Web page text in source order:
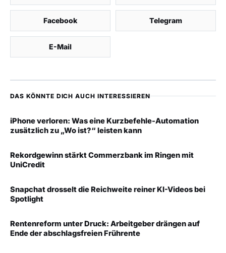
Facebook Telegram
E-Mail
DAS KÖNNTE DICH AUCH INTERESSIEREN
iPhone verloren: Was eine Kurzbefehle-Automation
zusätzlich zu „Wo ist?“ leisten kann
Rekordgewinn stärkt Commerzbank im Ringen mit
UniCredit
Snapchat drosselt die Reichweite reiner KI-Videos bei
Spotlight
Rentenreform unter Druck: Arbeitgeber drängen auf
Ende der abschlagsfreien Frührente